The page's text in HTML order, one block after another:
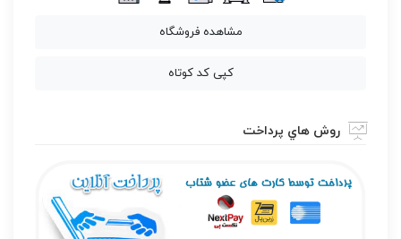
مشاهده فروشگاه
کپی کد کوتاه
روش هاي پرداخت